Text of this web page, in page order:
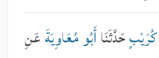
حَدَّثَنَاأَبُو مُعَاوِيَةَعَنِ